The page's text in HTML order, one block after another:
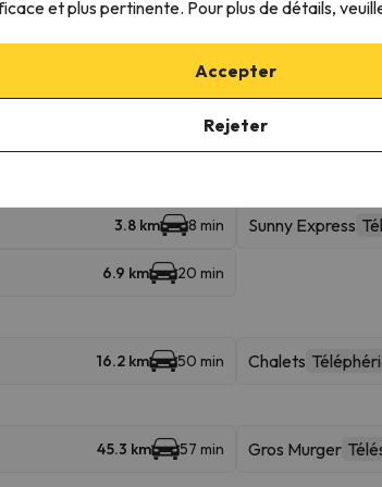
2 min TS Menuires
3 min Preyerand
3.8 km 8 min Sunny Express
6.9 km 20 min
16.2 km 50 min Chalets
45.3 km 57 min Gros Murger
et plus pertinente. Pour plus de détails,
Accepter
Rejeter